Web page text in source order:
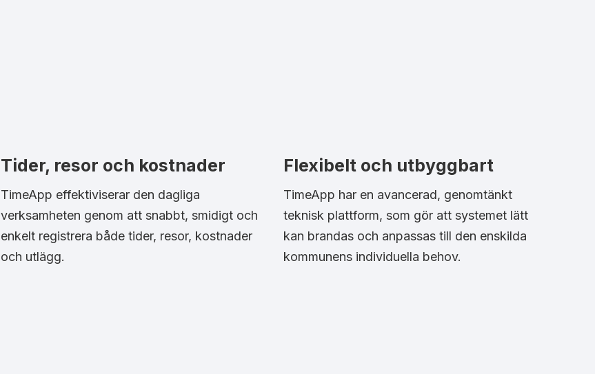
Tider, resor och kostnader
TimeApp effektiviserar den dagliga
verksamheten genom att snabbt, smidigt och
enkelt registrera både tider, resor, kostnader
och utlägg.
Flexibelt och utbyggbart
TimeApp har en avancerad, genomtänkt
teknisk plattform, som gör att systemet lätt
kan brandas och anpassas till den enskilda
kommunens individuella behov.